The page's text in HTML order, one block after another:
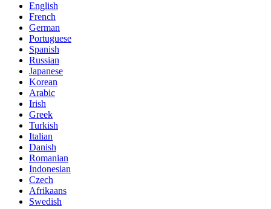
English
French
German
Portuguese
Spanish
Russian
Japanese
Korean
Arabic
Irish
Greek
Turkish
Italian
Danish
Romanian
Indonesian
Czech
Afrikaans
Swedish